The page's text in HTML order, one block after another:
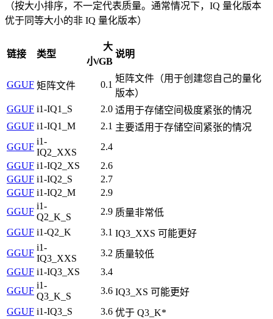
（按大小排序，不一定代表质量。通常情况下，IQ 量化版本
优于同等大小的非 IQ 量化版本）
链接 类型
大
小/GB
说明
GGUF 矩阵文件 0.1
矩阵文件（用于创建您自己的量化
版本）
GGUF i1-IQ1_S 2.0 适用于存储空间极度紧张的情况
GGUF i1-IQ1_M 2.1 主要适用于存储空间紧张的情况
GGUF
i1-
IQ2_XXS
2.4
GGUF i1-IQ2_XS
2.6
GGUF i1-IQ2_S
2.7
GGUF i1-IQ2_M
2.9
GGUF
i1-
Q2_K_S
2.9 质量非常低
GGUF i1-Q2_K 3.1 IQ3_XXS 可能更好
GGUF
i1-
IQ3_XXS
3.2 质量较低
GGUF i1-IQ3_XS
3.4
GGUF
i1-
Q3_K_S
3.6 IQ3_XS 可能更好
GGUF i1-IQ3_S 3.6 优于 Q3_K*